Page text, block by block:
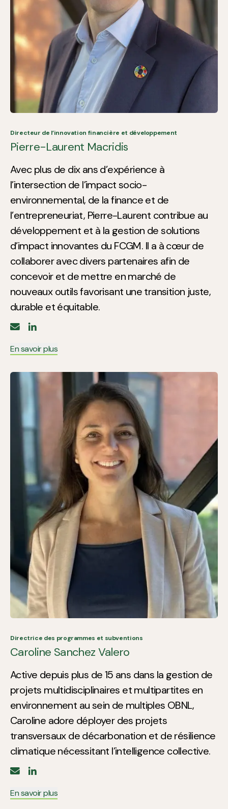
Directeur de l’innovation financière et développement
Pierre-Laurent Macridis
Avec plus de dix ans d’expérience à
l’intersection de l’impact socio-
environnemental, de la finance et de
l’entrepreneuriat, Pierre-Laurent contribue au
développement et à la gestion de solutions
d’impact innovantes du FCGM. Il a à cœur de
collaborer avec divers partenaires afin de
concevoir et de mettre en marché de
nouveaux outils favorisant une transition juste,
durable et équitable.
En savoir plus
Directrice des programmes et subventions
Caroline Sanchez Valero
Active depuis plus de 15 ans dans la gestion de
projets multidisciplinaires et multipartites en
environnement au sein de multiples OBNL,
Caroline adore déployer des projets
transversaux de décarbonation et de résilience
climatique nécessitant l’intelligence collective.
En savoir plus